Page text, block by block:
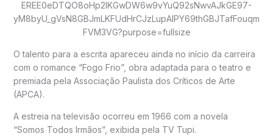
O talento para a escrita apareceu ainda no início da carreira
com o romance “Fogo Frio”, obra adaptada para o teatro e
premiada pela Associação Paulista dos Críticos de Arte
(APCA).
A estreia na televisão ocorreu em 1966 com a novela
“Somos Todos Irmãos”, exibida pela TV Tupi.